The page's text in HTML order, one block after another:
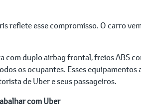
reflete esse compromisso. O carro
com duplo airbag frontal, freios ABS
os ocupantes. Esses
de Uber e seus passageiros.
com Uber